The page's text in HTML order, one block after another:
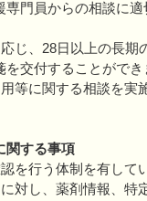
専門員からの相談に適
じ、28日以上の長期
交付することができ
等に関する相談を実
関する事項
を行う体制を有して
対し、薬剤情報、特